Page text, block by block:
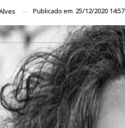
Publicado em 25/12/2020 14:57